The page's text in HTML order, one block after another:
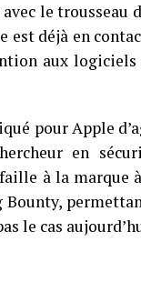
le trousseau
déjà en
aux
pour Apple
en
à la marque
Bounty,
le cas